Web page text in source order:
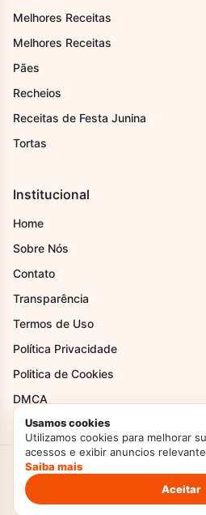
Melhores Receitas
Melhores Receitas
Pães
Recheios
Receitas de Festa Junina
Tortas
Institucional
Home
Sobre Nós
Contato
Transparência
Termos de Uso
Política Privacidade
Politica de Cookies
DMCA
Criado com Amor
Politica de Privacidade
Usamos cookies
Utilizamos cookies para melhorar
acessos e exibir anuncios
Saiba mais
Aceitar